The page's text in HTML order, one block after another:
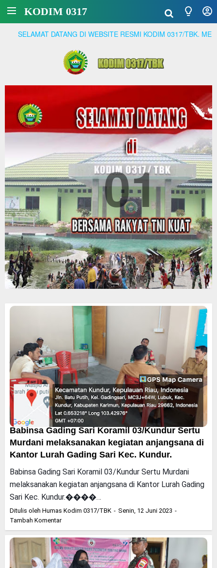
KODIM 0317
DATANG DI WEBSITE RESMI KODIM 0317/TBK. MENJADI
01
Babinsa Gading Sari Koramil 03/Kundur Sertu
Murdani melaksanakan kegiatan anjangsana di
Kantor Lurah Gading Sari Kec. Kundur.
Babinsa Gading Sari Koramil 03/Kundur Sertu Murdani
melaksanakan kegiatan anjangsana di Kantor Lurah Gading
Sari Kec. Kundur.����…
Ditulis oleh Humas Kodim 0317/TBK
Senin, 12 Juni 2023
Tambah Komentar